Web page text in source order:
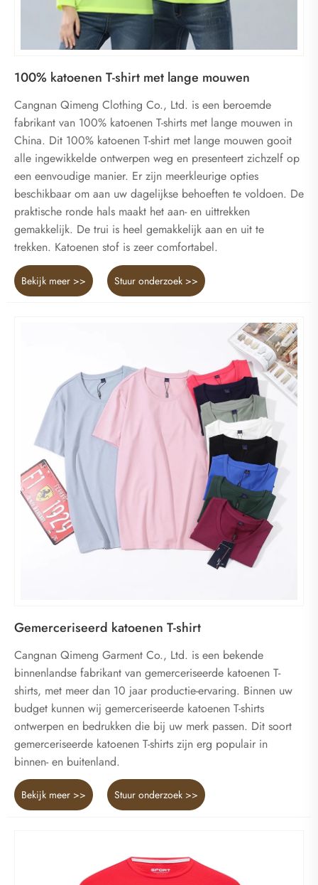
100% katoenen T-shirt met lange mouwen
Cangnan Qimeng Clothing Co., Ltd. is een beroemde
fabrikant van 100% katoenen T-shirts met lange mouwen in
China. Dit 100% katoenen T-shirt met lange mouwen gooit
alle ingewikkelde ontwerpen weg en presenteert zichzelf op
een eenvoudige manier. Er zijn meerkleurige opties
beschikbaar om aan uw dagelijkse behoeften te voldoen. De
praktische ronde hals maakt het aan- en uittrekken
gemakkelijk. De trui is heel gemakkelijk aan en uit te
trekken. Katoenen stof is zeer comfortabel.
Bekijk meer >> Stuur onderzoek >>
Gemerceriseerd katoenen T-shirt
Cangnan Qimeng Garment Co., Ltd. is een bekende
binnenlandse fabrikant van gemerceriseerde katoenen T-
shirts, met meer dan 10 jaar productie-ervaring. Binnen uw
budget kunnen wij gemerceriseerde katoenen T-shirts
ontwerpen en bedrukken die bij uw merk passen. Dit soort
gemerceriseerde katoenen T-shirts zijn erg populair in
binnen- en buitenland.
Bekijk meer >> Stuur onderzoek >>